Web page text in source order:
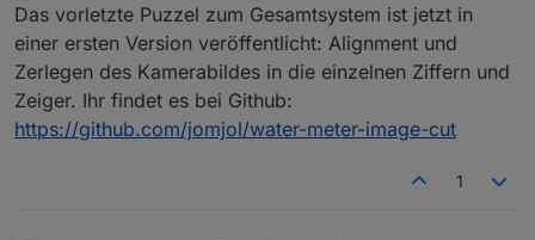
Das vorletzte Puzzel zum Gesamtsystem ist jetzt in
einer ersten Version veröffentlicht: Alignment und
Zerlegen des Kamerabildes in die einzelnen Ziffern und
Zeiger. Ihr findet es bei Github:
https://github.com/jomjol/water-meter-image-cut
1